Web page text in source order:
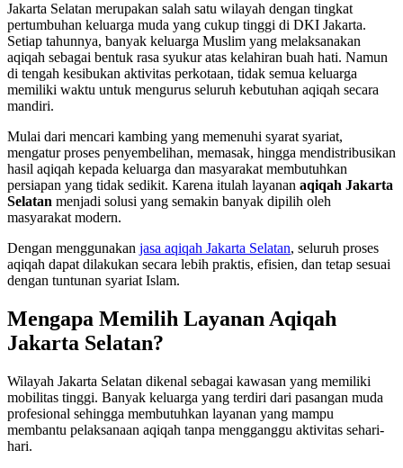
Jakarta Selatan merupakan salah satu wilayah dengan tingkat
pertumbuhan keluarga muda yang cukup tinggi di DKI Jakarta.
Setiap tahunnya, banyak keluarga Muslim yang melaksanakan
aqiqah sebagai bentuk rasa syukur atas kelahiran buah hati. Namun
di tengah kesibukan aktivitas perkotaan, tidak semua keluarga
memiliki waktu untuk mengurus seluruh kebutuhan aqiqah secara
mandiri.
Mulai dari mencari kambing yang memenuhi syarat syariat,
mengatur proses penyembelihan, memasak, hingga mendistribusikan
hasil aqiqah kepada keluarga dan masyarakat membutuhkan
persiapan yang tidak sedikit. Karena itulah layanan aqiqah Jakarta
Selatan menjadi solusi yang semakin banyak dipilih oleh
masyarakat modern.
Dengan menggunakan jasa aqiqah Jakarta Selatan, seluruh proses
aqiqah dapat dilakukan secara lebih praktis, efisien, dan tetap sesuai
dengan tuntunan syariat Islam.
Mengapa Memilih Layanan Aqiqah
Jakarta Selatan?
Wilayah Jakarta Selatan dikenal sebagai kawasan yang memiliki
mobilitas tinggi. Banyak keluarga yang terdiri dari pasangan muda
profesional sehingga membutuhkan layanan yang mampu
membantu pelaksanaan aqiqah tanpa mengganggu aktivitas sehari-
hari.